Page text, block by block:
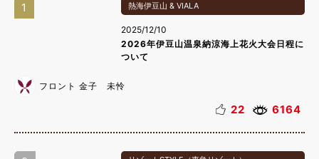
1 熱海伊豆山 & VIALA
2025/12/10
2026年伊豆山温泉納涼海上花火大会日程に
ついて
フロント 金子 未怜
22 6164